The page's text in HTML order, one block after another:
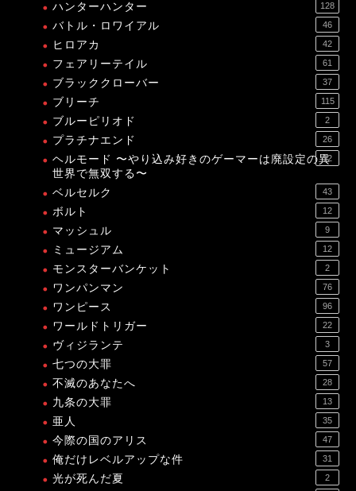
ハンターハンター 128
バトル・ロワイアル 46
ヒロアカ 42
フェアリーテイル 61
ブラッククローバー 37
ブリーチ 115
ブルーピリオド 2
プラチナエンド 26
ヘルモード 〜やり込み好きのゲーマーは廃設定の異
世界で無双する〜
12
ベルセルク 43
ボルト 12
マッシュル 9
ミュージアム 12
モンスターバンケット 2
ワンパンマン 76
ワンピース 96
ワールドトリガー 22
ヴィジランテ 3
七つの大罪 57
不滅のあなたへ 28
九条の大罪 13
亜人 35
今際の国のアリス 47
俺だけレベルアップな件 31
光が死んだ夏 2